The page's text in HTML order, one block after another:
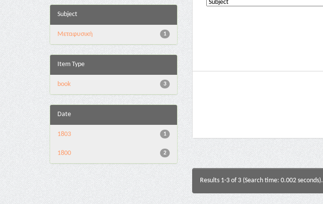
Subject
1
Μεταφυσική
Item Type
3
book
Date
1
1803
2
1800
Results 1-3 of 3 (Search time: 0.002 seconds).